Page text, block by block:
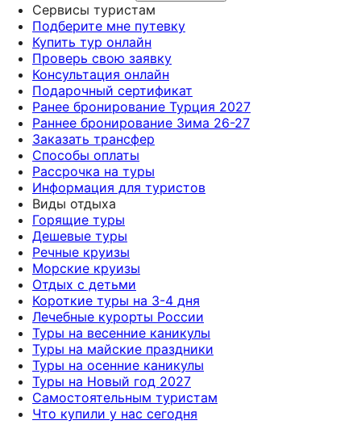
Сервисы туристам
Подберите мне путевку
Купить тур онлайн
Проверь свою заявку
Консультация онлайн
Подарочный сертификат
Ранее бронирование Турция 2027
Раннее бронирование Зима 26-27
Заказать трансфер
Способы оплаты
Рассрочка на туры
Информация для туристов
Виды отдыха
Горящие туры
Дешевые туры
Речные круизы
Морские круизы
Отдых с детьми
Короткие туры на 3-4 дня
Лечебные курорты России
Туры на весенние каникулы
Туры на майские праздники
Туры на осенние каникулы
Туры на Новый год 2027
Самостоятельным туристам
Что купили у нас сегодня